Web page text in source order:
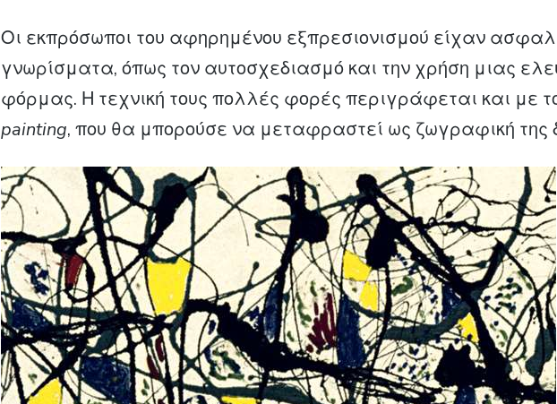
Οι εκπρόσωποι του αφηρημένου εξπρεσιονισμού είχαν
γνωρίσματα, όπως τον αυτοσχεδιασμό και την χρήση μιας
φόρμας. Η τεχνική τους πολλές φορές περιγράφεται και με
painting, που θα μπορούσε να μεταφραστεί ως ζωγραφική της